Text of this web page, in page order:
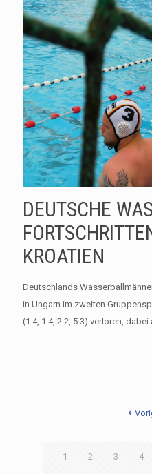
DEUTSCHE
KROATIEN
Deutschlands
in Ungarn im zweiten
(1:4, 1:4, 2:2, 5:3) verloren,
1 2 3 4